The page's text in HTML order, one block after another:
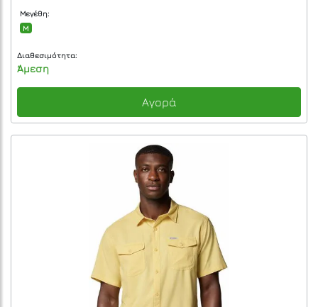
Μεγέθη:
M
Διαθεσιμότητα:
Άμεση
Αγορά